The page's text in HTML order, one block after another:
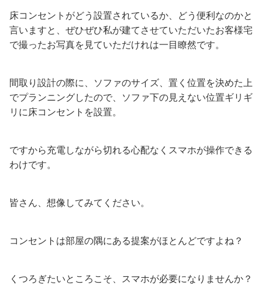
床コンセントがどう設置されているか、どう便利なのかと
言いますと、ぜひぜひ私が建てさせていただいたお客様宅
で撮ったお写真を見ていただけれは一目瞭然です。
間取り設計の際に、ソファのサイズ、置く位置を決めた上
でプランニングしたので、ソファ下の見えない位置ギリギ
リに床コンセントを設置。
ですから充電しながら切れる心配なくスマホが操作できる
わけです。
皆さん、想像してみてください。
コンセントは部屋の隅にある提案がほとんどですよね？
くつろぎたいところこそ、スマホが必要になりませんか？